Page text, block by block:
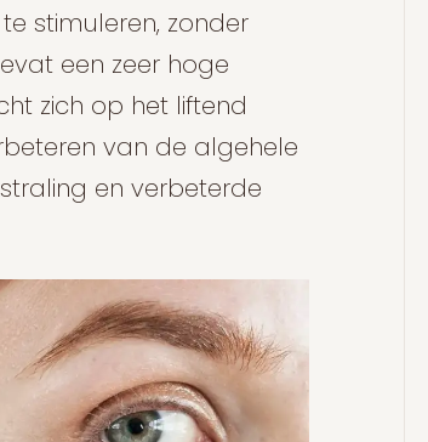
stimuleren, zonder
een zeer hoge
zich op het liftend
van de algehele
en verbeterde